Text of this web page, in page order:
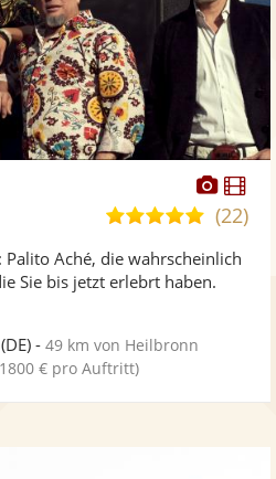
Fotos
5,0
5
(22)
Palito Aché, die wahrscheinlich
Sie bis jetzt erlebrt haben.
(DE) -49 km von Heilbronn
€ pro Auftritt)